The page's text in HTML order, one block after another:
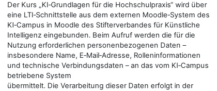
Der Kurs „KI‑Grundlagen für die Hochschulpraxis“ wird über
eine LTI‑Schnittstelle aus dem externen Moodle‑System des
KI‑Campus in Moodle des Stifterverbandes für Künstliche
Intelligenz eingebunden. Beim Aufruf werden die für die
Nutzung erforderlichen personenbezogenen Daten –
insbesondere Name, E‑Mail‑Adresse, Rolleninformationen
und technische Verbindungsdaten – an das vom KI‑Campus
betriebene System
übermittelt. Die Verarbeitung dieser Daten erfolgt in der